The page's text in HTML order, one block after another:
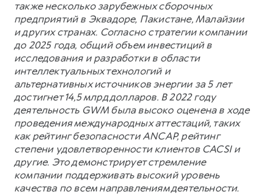
также несколько зарубежных сборочных
предприятий в Эквадоре, Пакистане, Малайзии
и других странах. Согласно стратегии компании
до 2025 года, общий объем инвестиций в
исследования и разработки в области
интеллектуальных технологий и
альтернативных источников энергии за 5 лет
достигнет 14,5 млрд долларов. В 2022 году
деятельность GWM была высоко оценена в ходе
проведения международных аттестаций, таких
как рейтинг безопасности ANCAP, рейтинг
степени удовлетворенности клиентов CACSI и
другие. Это демонстрирует стремление
компании поддерживать высокий уровень
качества по всем направлениям деятельности.